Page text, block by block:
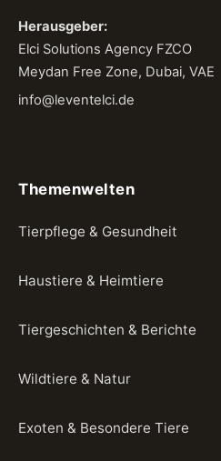
Herausgeber:
Elci Solutions Agency FZCO
Meydan Free Zone, Dubai, VAE
info@leventelci.de
Themenwelten
Tierpflege & Gesundheit
Haustiere & Heimtiere
Tiergeschichten & Berichte
Wildtiere & Natur
Exoten & Besondere Tiere